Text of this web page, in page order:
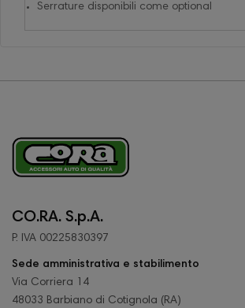
Serrature disponibili come optional
CO.RA. S.p.A.
P. IVA 00225830397
Sede amministrativa e stabilimento
Via Corriera 14
48033 Barbiano di Cotignola (RA)